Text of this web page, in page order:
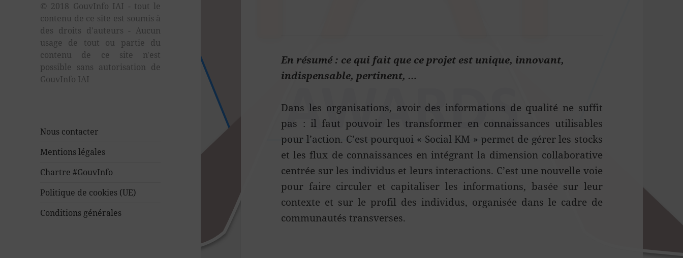
© 2018 GouvInfo IAI - tout le
contenu de ce site est soumis à
des droits d'auteurs - Aucun
usage de tout ou partie du
contenu de ce site n'est
possible sans autorisation de
GouvInfo IAI
Nous contacter
Mentions légales
Chartre #GouvInfo
Politique de cookies (UE)
Conditions générales
En résumé : ce qui fait que ce projet est unique, innovant,
indispensable, pertinent, …
Dans les organisations, avoir des informations de qualité ne suffit
pas : il faut pouvoir les transformer en connaissances utilisables
pour l’action. C’est pourquoi « Social KM » permet de gérer les stocks
et les flux de connaissances en intégrant la dimension collaborative
centrée sur les individus et leurs interactions. C’est une nouvelle voie
pour faire circuler et capitaliser les informations, basée sur leur
contexte et sur le profil des individus, organisée dans le cadre de
communautés transverses.